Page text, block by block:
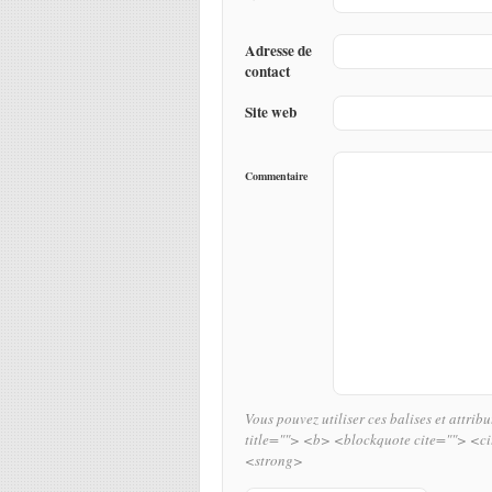
Adresse de
contact
Site web
Commentaire
Vous pouvez utiliser ces balises et
title=""> <b> <blockquote cite="">
<strong>